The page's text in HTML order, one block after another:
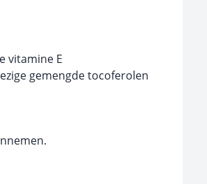
vitamine E
gemengde tocoferolen